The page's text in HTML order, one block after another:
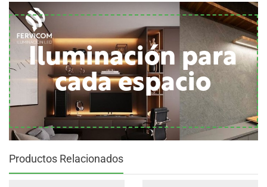
Iluminación para
cada espacio
Productos Relacionados